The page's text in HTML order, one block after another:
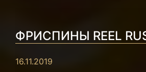
ФРИСПИНЫ REEL
16.11.2019